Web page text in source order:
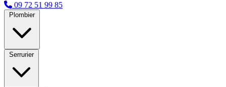
09 72 51 99 85
Plombier
Serrurier